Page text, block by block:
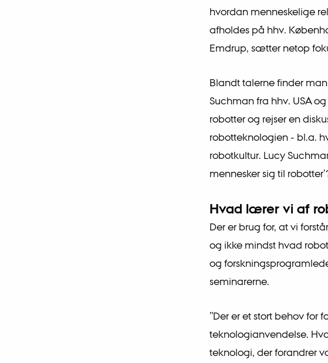
hvordan menneskelige
afholdes på hhv.
Emdrup, sætter netop
Blandt talerne finder
Suchman fra hhv. USA
robotter og rejser en
robotteknologien - bl.a.
robotkultur. Lucy
mennesker sig til
Hvad lærer vi af
Der er brug for, at vi
og ikke mindst hvad
og
seminarerne.
”Der er et stort behov for
teknologianvendelse.
teknologi, der forandrer